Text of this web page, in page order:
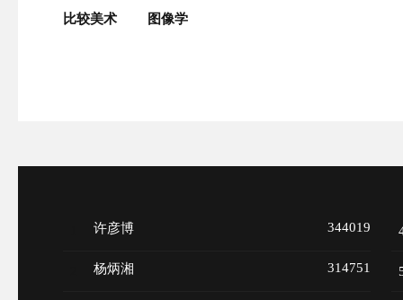
比较美术 图像学
许彦博 344019
杨炳湘 314751